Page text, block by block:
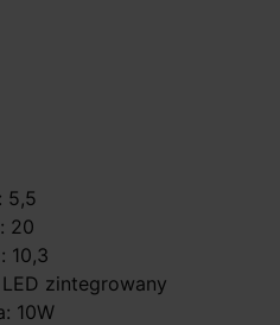
5,5
20
10,3
zintegrowany
10W